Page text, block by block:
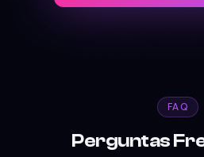
FAQ
Perguntas